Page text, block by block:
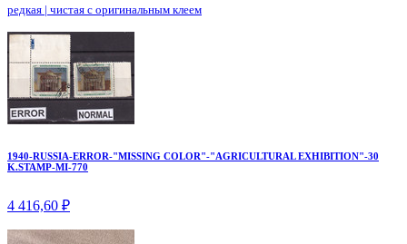
редкая | чистая с оригинальным клеем
1940-RUSSIA-ERROR-"MISSING COLOR"-"AGRICULTURAL EXHIBITION"-30
K.STAMP-MI-770
4 416,60 ₽